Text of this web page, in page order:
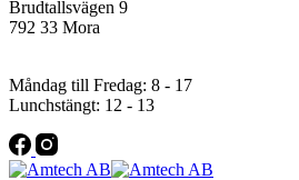
Brudtallsvägen 9
792 33 Mora
Måndag till Fredag: 8 - 17
Lunchstängt: 12 - 13